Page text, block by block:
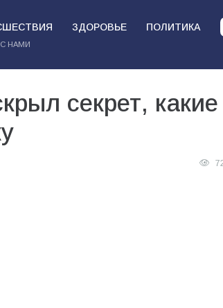
ЗДОРОВЬЕ ПОЛИТИКА
НАМИ
секрет, какие